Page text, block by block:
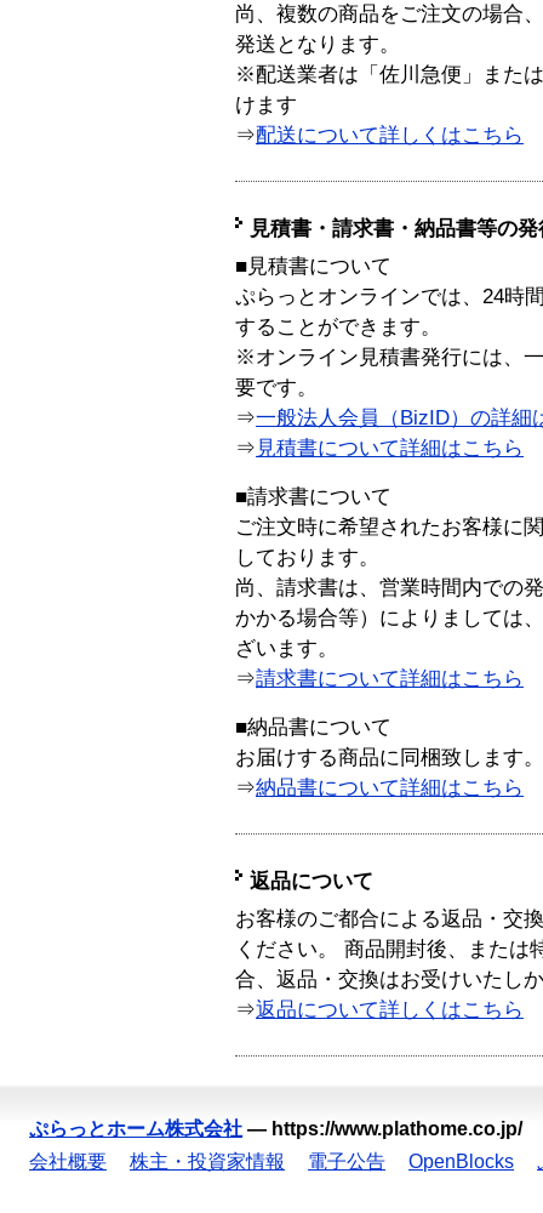
尚、複数の商品をご注文の場合
発送となります。
※配送業者は「佐川急便」また
けます
⇒配送について詳しくはこちら
見積書・請求書・納品書等の
■見積書について
ぷらっとオンラインでは、24時
することができます。
※オンライン見積書発行には、
要です。
⇒一般法人会員（BizID）の詳細
⇒ 見積書について詳細はこちら
■請求書について
ご注文時に希望されたお客様に
しております。
尚、請求書は、営業時間内での
かかる場合等）によりましては
ざいます。
⇒請求書について詳細はこちら
■納品書について
お届けする商品に同梱致します。
⇒納品書について詳細はこちら
返品について
お客様のご都合による返品・交
ください。 商品開封後、または
合、返品・交換はお受けいたし
⇒返品について詳しくはこちら
ぷらっとホーム株式会社 — https://www.plathome.co.jp/
会社概要
株主・投資家情報 電子公告 OpenBlocks